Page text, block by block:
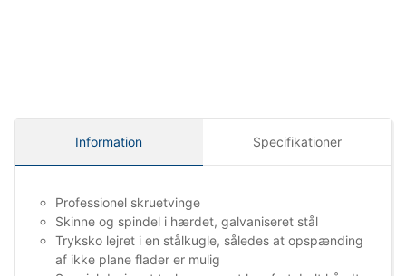
Information Specifikationer
Professionel skruetvinge
Skinne og spindel i hærdet, galvaniseret stål
Tryksko lejret i en stålkugle, således at opspænding
af ikke plane flader er mulig